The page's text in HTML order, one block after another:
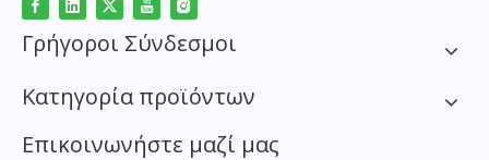
Γρήγοροι Σύνδεσμοι
Κατηγορία προϊόντων
Επικοινωνήστε μαζί μας